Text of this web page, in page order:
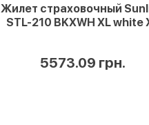
Жилет страховочный
STL-210 BKXWH XL white
5573.09 грн.